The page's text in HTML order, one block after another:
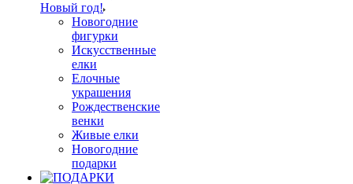
Новый год!
Новогодние
фигурки
Искусственные
елки
Елочные
украшения
Рождественские
венки
Живые елки
Новогодние
подарки